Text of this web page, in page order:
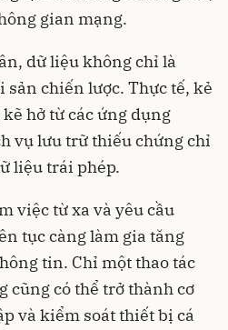
gian mạng.
dữ liệu không chỉ là
chiến lược. Thực tế, kẻ
hở từ các ứng dụng
vụ lưu trữ thiếu chứng chỉ
liệu trái phép.
việc từ xa và yêu cầu
tục càng làm gia tăng
tin. Chỉ một thao tác
cũng có thể trở thành cơ
và kiểm soát thiết bị cá